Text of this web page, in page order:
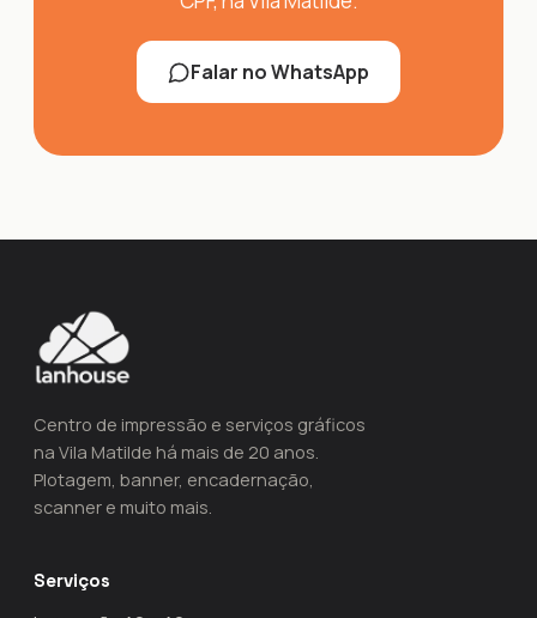
Falar no WhatsApp
Centro de impressão e serviços gráficos
na Vila Matilde há mais de 20 anos.
Plotagem, banner, encadernação,
scanner e muito mais.
Serviços